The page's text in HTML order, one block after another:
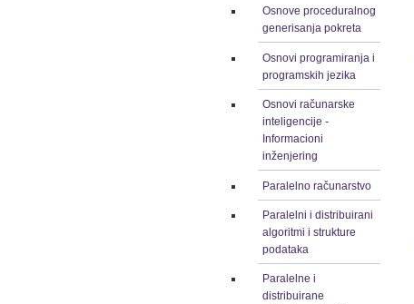
Osnove proceduralnog
generisanja pokreta
Osnovi programiranja i
programskih jezika
Osnovi računarske
inteligencije -
Informacioni
inženjering
Paralelno računarstvo
Paralelni i distribuirani
algoritmi i strukture
podataka
Paralelne i
distribuirane